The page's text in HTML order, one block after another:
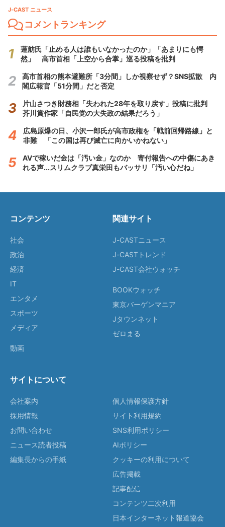
J-CAST ニュース
コメントランキング
蓮舫氏「止める人は誰もいなかったのか」「あまりにも愕
然」 高市首相「上空から合掌」巡る投稿を批判
高市首相の熊本避難所「3分間」しか視察せず？SNS拡散 内
閣広報官「51分間」だと否定
片山さつき財務相「失われた28年を取り戻す」投稿に批判
芥川賞作家「自民党の大失政の結果だろう」
広島原爆の日、小沢一郎氏が高市政権を「戦前回帰路線」と
非難 「この国は再び滅亡に向かいかねない」
AVで稼いだ金は「汚い金」なのか 寄付報告への中傷にあき
れる声...スリムクラブ真栄田もバッサリ「汚い心だね」
コンテンツ
社会
政治
経済
IT
エンタメ
スポーツ
メディア
動画
関連サイト
J-CASTニュース
J-CASTトレンド
J-CAST会社ウォッチ
BOOKウォッチ
東京バーゲンマニア
Jタウンネット
ゼロまる
サイトについて
会社案内
採用情報
お問い合わせ
ニュース読者投稿
編集長からの手紙
個人情報保護方針
サイト利用規約
SNS利用ポリシー
AIポリシー
クッキーの利用について
広告掲載
記事配信
コンテンツ二次利用
日本インターネット報道協会